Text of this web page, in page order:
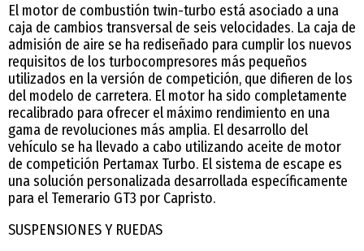
El motor de combustión twin-turbo está asociado a una
caja de cambios transversal de seis velocidades. La caja de
admisión de aire se ha rediseñado para cumplir los nuevos
requisitos de los turbocompresores más pequeños
utilizados en la versión de competición, que difieren de los
del modelo de carretera. El motor ha sido completamente
recalibrado para ofrecer el máximo rendimiento en una
gama de revoluciones más amplia. El desarrollo del
vehículo se ha llevado a cabo utilizando aceite de motor
de competición Pertamax Turbo. El sistema de escape es
una solución personalizada desarrollada específicamente
para el Temerario GT3 por Capristo.
SUSPENSIONES Y RUEDAS